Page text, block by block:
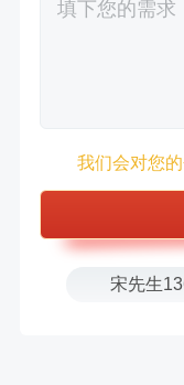
我们会对您
方先生
樊先生
宋先生